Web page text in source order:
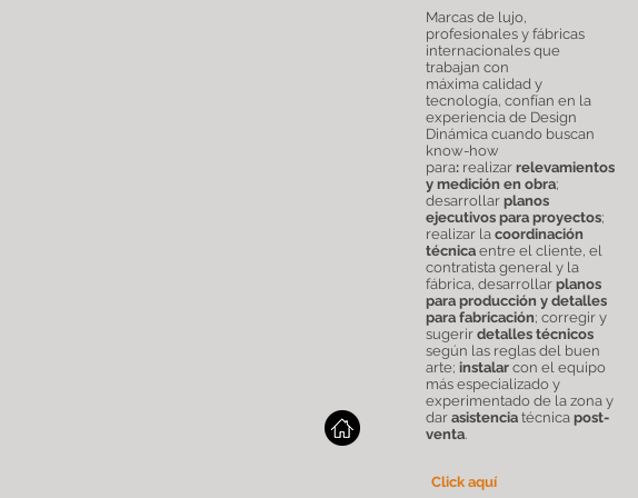
Marcas de lujo,
profesionales y fábricas
internacionales que
trabajan con
máxima calidad y
tecnología, confían en la
experiencia de Design
Dinámica cuando buscan
know-how
para: realizar relevamientos
y medición en obra;
desarrollar planos
ejecutivos para proyectos;
realizar la coordinación
técnica entre el cliente, el
contratista general y la
fábrica, desarrollar planos
para producción y detalles
para fabricación; corregir y
sugerir detalles técnicos
según las reglas del buen
arte; instalar con el equipo
más especializado y
experimentado de la zona y
dar asistencia técnica post-
venta.
Click aquí